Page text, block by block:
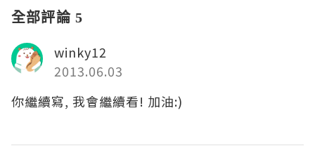
全部評論 5
winky12
2013.06.03
你繼續寫, 我會繼續看! 加油:)